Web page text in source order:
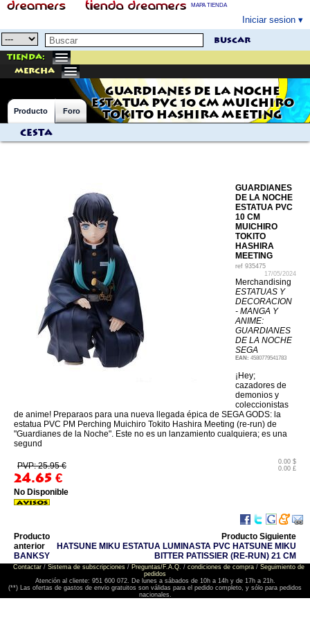
MAPA TIENDA
Iniciar sesion
buscar
Tienda:
mercha
GUARDIANES DE LA NOCHE
ESTATUA PVC 10 CM MUICHIRO
TOKITO HASHIRA MEETING
Producto Foro
Cesta
GUARDIANES
DE LA NOCHE
ESTATUA PVC
10 CM
MUICHIRO
TOKITO
HASHIRA
MEETING
ref 935475
17/05/2024
Merchandising
ESTATUAS Y
DECORACION
- MANGA Y
ANIME:
GUARDIANES
DE LA NOCHE
SEGA
EAN: 4580779541783
¡Hey;
cazadores de
demonios y
coleccionistas
de anime! Preparaos para una nueva llegada épica de SEGA GODS: la
estatua PVC PM Perching Muichiro Tokito Hashira Meeting (re-run) de
"Guardianes de la Noche". Este no es un lanzamiento cualquiera; es una
segund
PVP: 25.95 €
24.65 €
0.00 $
0.00 £
No Disponible
Producto
anterior
BANKSY
Producto Siguiente
HATSUNE MIKU ESTATUA LUMINASTA PVC HATSUNE MIKU
BITTER PATISSIER (RE-RUN) 21 CM
Contactar/ Sistema de subscripciones/ Preguntas/F.A.Q. / condiciones de compra/ Seguimiento de
pedidos
Atención al cliente: 951 600 072. De lunes a sábados de 10h a 14h y de 17h a 21h.
(**) Las ofertas de gastos de envio gratuitos son válidas para el pedido completo, y sólo para pedidos
nacionales.